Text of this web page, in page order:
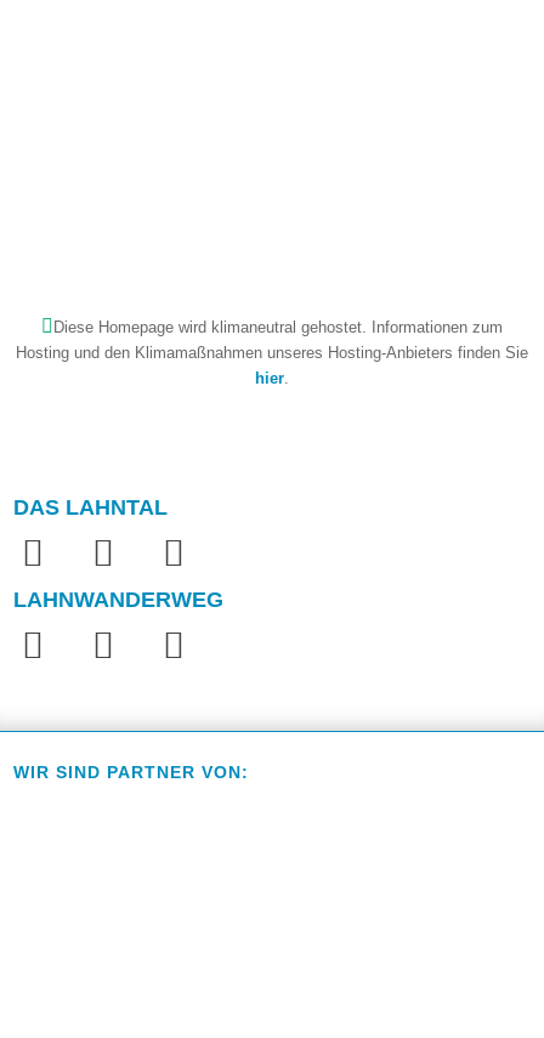
Diese Homepage wird klimaneutral gehostet. Informationen zum
Hosting und den Klimamaßnahmen unseres Hosting-Anbieters finden Sie
hier
DAS LAHNTAL
LAHNWANDERWEG
WIR SIND PARTNER VON: